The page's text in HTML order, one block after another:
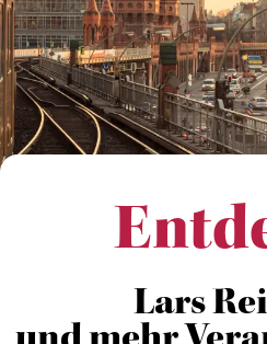
Lars